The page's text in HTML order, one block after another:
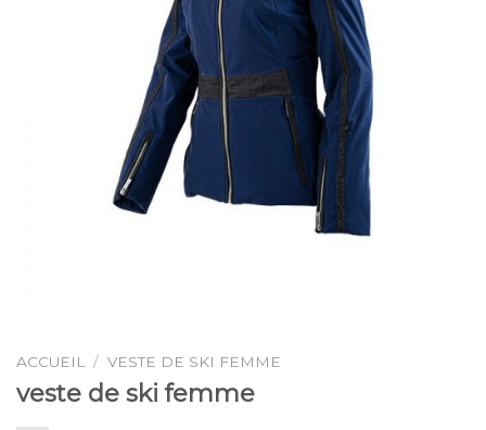
ACCUEIL / VESTE DE SKI FEMME
veste de ski femme